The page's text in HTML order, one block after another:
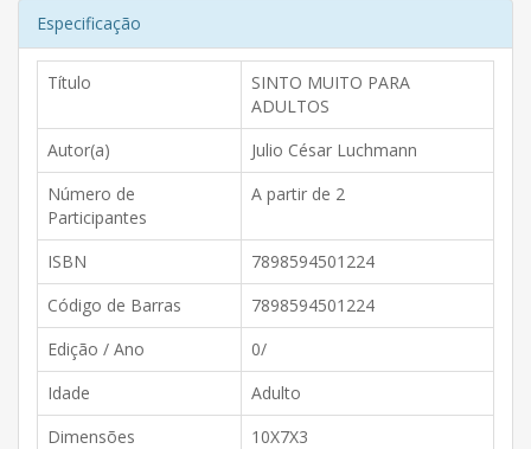
Especificação
Título
SINTO MUITO PARA
ADULTOS
Autor(a)
Julio César Luchmann
Número de
Participantes
A partir de 2
ISBN
7898594501224
Código de Barras
7898594501224
Edição / Ano
0/
Idade
Adulto
Dimensões
10X7X3